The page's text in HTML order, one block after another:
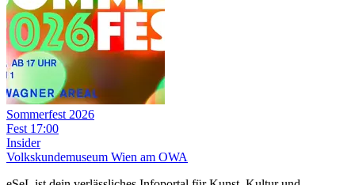
Sommerfest 2026
Fest 17:00
Insider
Volkskundemuseum Wien am OWA